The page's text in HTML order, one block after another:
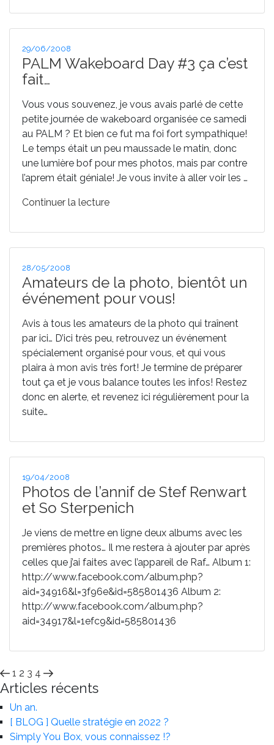
Publié
le
29/06/2008
PALM Wakeboard Day #3 ça c’est
fait…
Vous vous souvenez, je vous avais parlé de cette
petite journée de wakeboard organisée ce samedi
au PALM ? Et bien ce fut ma foi fort sympathique!
Le temps était un peu maussade le matin, donc
une lumière bof pour mes photos, mais par contre
l’aprem était géniale! Je vous invite à aller voir les …
Continuer la lecturede
Wakeboard
Day
ça
c’est
fait… »
Publié
le
28/05/2008
Amateurs de la photo, bientôt un
événement pour vous!
Avis à tous les amateurs de la photo qui traînent
par ici… D’ici très peu, retrouvez un événement
spécialement organisé pour vous, et qui vous
plaira à mon avis très fort! Je termine de préparer
tout ça et je vous balance toutes les infos! Restez
donc en alerte, et revenez ici régulièrement pour la
suite…
Publié
le
19/04/2008
Photos de l’annif de Stef Renwart
et So Sterpenich
Je viens de mettre en ligne deux albums avec les
premières photos… Il me restera à ajouter par après
celles que j’ai faites avec l’appareil de Raf… Album 1:
http://www.facebook.com/album.php?
aid=34916&l=3f96e&id=585801436 Album 2:
http://www.facebook.com/album.php?
aid=34917&l=1efc9&id=585801436
Pagination
des
publications
Page
précédente
Page
1 Page
2 Page
3 Page
4 Page
suivante
Articles récents
Un an.
[ BLOG ] Quelle stratégie en 2022 ?
Simply You Box, vous connaissez !?